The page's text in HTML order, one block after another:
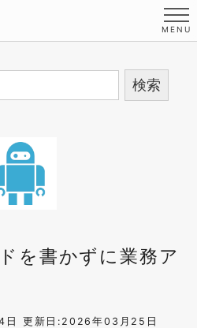
を書かずに業務ア
日 更新日:2026年03月25日